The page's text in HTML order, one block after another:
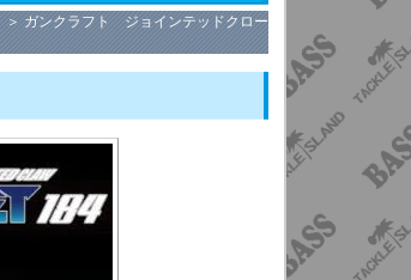
＞ ガンクラフト ジョインテッドクロー